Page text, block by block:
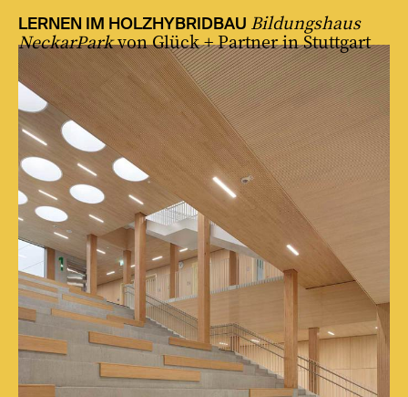
LERNEN IM HOLZHYBRIDBAU Bildungshaus
NeckarParkvon Glück + Partner in Stuttgart